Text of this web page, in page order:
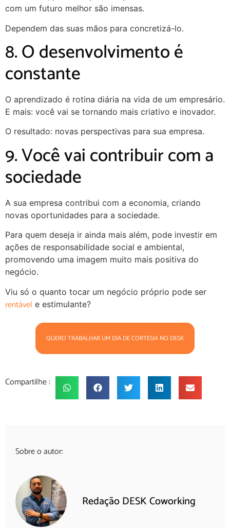
com um futuro melhor são imensas.
Dependem das suas mãos para concretizá-lo.
8. O desenvolvimento é
constante
O aprendizado é rotina diária na vida de um empresário.
E mais: você vai se tornando mais criativo e inovador.
O resultado: novas perspectivas para sua empresa.
9. Você vai contribuir com a
sociedade
A sua empresa contribui com a economia, criando
novas oportunidades para a sociedade.
Para quem deseja ir ainda mais além, pode investir em
ações de responsabilidade social e ambiental,
promovendo uma imagem muito mais positiva do
negócio.
Viu só o quanto tocar um negócio próprio pode ser
rentável e estimulante?
QUERO TRABALHAR UM DIA DE CORTESIA NO DESK
Compartilhe :
Sobre o autor:
Redação DESK Coworking